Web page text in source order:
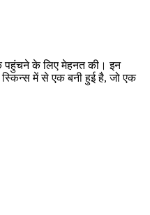
पहुंचने के लिए मेहनत की। इन
में से एक बनी हुई है, जो एक